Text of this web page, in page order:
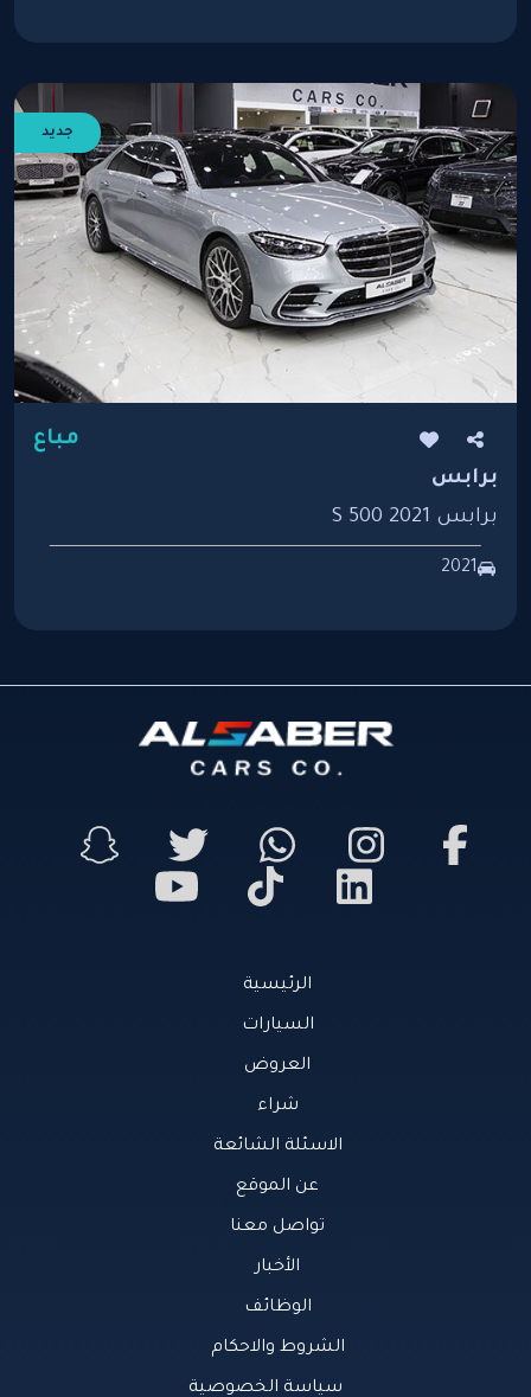
جديد
مباع
برابس
برابس S 500 2021
2021
الرئيسية
السيارات
العروض
شراء
الاسئلة الشائعة
عن الموقع
تواصل معنا
الأخبار
الوظائف
الشروط والاحكام
سياسة الخصوصية